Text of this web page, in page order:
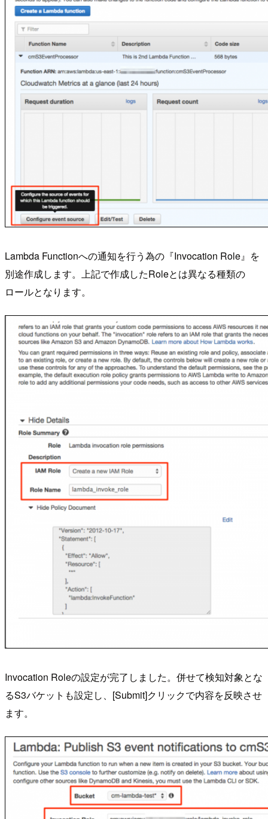
Lambda Functionへの通知を行う為の『Invocation Role』を
別途作成します。上記で作成したRoleとは異なる種類の
ロールとなります。
Invocation Roleの設定が完了しました。併せて検知対象とな
るS3バケットも設定し、[Submit]クリックで内容を反映させ
ます。